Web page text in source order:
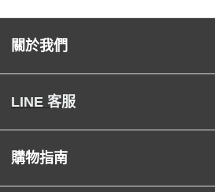
關於我們
LINE 客服
購物指南